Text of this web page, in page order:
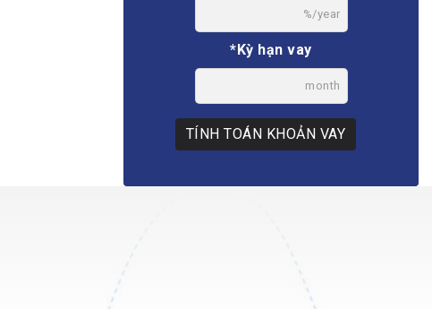
%/year
*Kỳ hạn vay
month
TÍNH TOÁN KHOẢN VAY